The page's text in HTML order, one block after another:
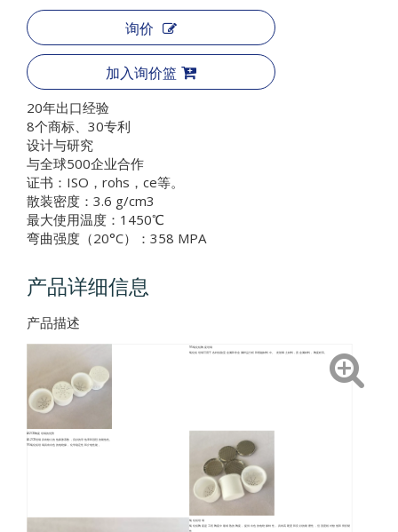
询价
加入询价篮
20年出口经验
8个商标、30专利
设计与研究
与全球500企业合作
证书：ISO，rohs，ce等。
散装密度：3.6 g/cm3
最大使用温度：1450℃
弯曲强度（20°C）：358 MPA
产品详细信息
产品描述
95氧化铝陶瓷坩埚
氧化铝坩埚可用于各种实验室金属和非金属样品分析和熔融材料中。 发射稀土材料，贵金属材料，陶瓷粉等。
Al2O3陶瓷坩埚的优势
AL2O3坩埚具有较小的热膨胀系数，良好的导热率和强烈的耐热性。
95氧化铝坩埚具有出色的电绝缘，化学稳定性和介电性能。
氧化铝坩埚
氧化铝陶瓷是工程陶瓷中最成熟的陶瓷，提供出色的电绝缘特性，具有高硬度和良好的耐磨性，但强度相对较低和骨折韧
性